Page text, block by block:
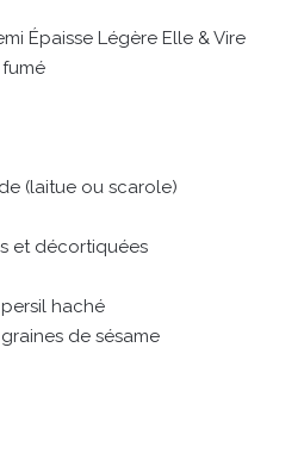
Épaisse Légère Elle & Vire
(laitue ou scarole)
et décortiquées
haché
de sésame